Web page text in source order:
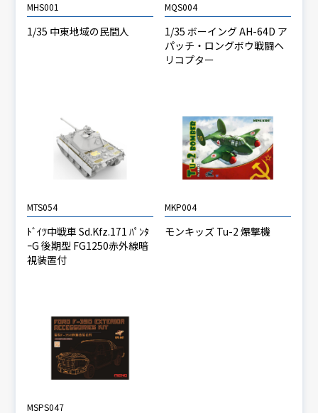
MHS001
1/35 中東地域の民間人
MQS004
1/35 ボーイング AH-64D ア
パッチ・ロングボウ戦闘ヘ
リコプター
MTS054
ﾄﾞｲﾂ中戦車 Sd.Kfz.171 ﾊﾟﾝﾀ
ｰG 後期型 FG1250赤外線暗
視装置付
MKP004
モンキッズ Tu-2 爆撃機
MSPS047